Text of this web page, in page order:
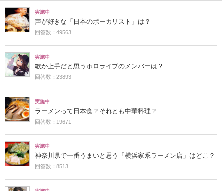
実施中
声が好きな「日本のボーカリスト」は？
回答数：49563
実施中
歌が上手だと思うホロライブのメンバーは？
回答数：23893
実施中
ラーメンって日本食？それとも中華料理？
回答数：19671
実施中
神奈川県で一番うまいと思う「横浜家系ラーメン店」はどこ？
回答数：8513